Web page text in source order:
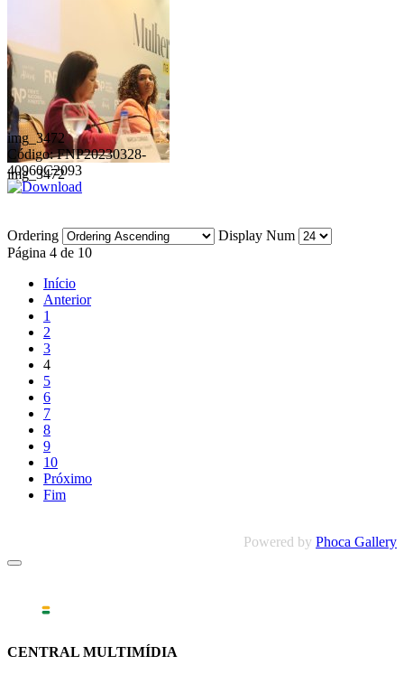
img_3472
img_3472
Código: FNP20230328-
40960C2093
Ordering
Display Num
Página 4 de 10
Início
Anterior
1
2
3
4
5
6
7
8
9
10
Próximo
Fim
Powered by Phoca Gallery
CENTRAL MULTIMÍDIA